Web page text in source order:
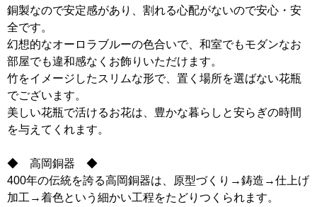
銅製なので安定感があり、割れる心配がないので安心・安
全です。
幻想的なオーロラブルーの色合いで、和室でもモダンなお
部屋でも違和感なくお飾りいただけます。
竹をイメージしたスリムな形で、置く場所を選ばない花瓶
でございます。
美しい花瓶で活けるお花は、豊かな暮らしと安らぎの時間
を与えてくれます。
◆ 高岡銅器 ◆
400年の伝統を誇る高岡銅器は、原型づくり→鋳造→仕上げ
加工→着色という細かい工程をたどりつくられます。